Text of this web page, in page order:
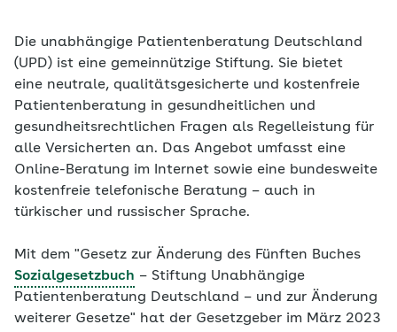
Die unabhängige Patientenberatung Deutschland
(UPD) ist eine gemeinnützige Stiftung. Sie bietet
eine neutrale, qualitätsgesicherte und kostenfreie
Patientenberatung in gesundheitlichen und
gesundheitsrechtlichen Fragen als Regelleistung für
alle Versicherten an. Das Angebot umfasst eine
Online-Beratung im Internet sowie eine bundesweite
kostenfreie telefonische Beratung – auch in
türkischer und russischer Sprache.
Mit dem "Gesetz zur Änderung des Fünften Buches
Sozialgesetzbuch – Stiftung Unabhängige
Patientenberatung Deutschland – und zur Änderung
weiterer Gesetze" hat der Gesetzgeber im März 2023